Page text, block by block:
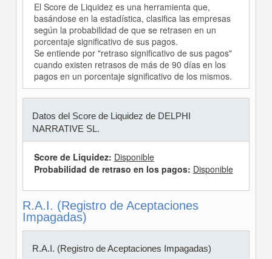
El Score de Liquidez es una herramienta que,
basándose en la estadística, clasifica las empresas
según la probabilidad de que se retrasen en un
porcentaje significativo de sus pagos.
Se entiende por "retraso significativo de sus pagos"
cuando existen retrasos de más de 90 días en los
pagos en un porcentaje significativo de los mismos.
Datos del Score de Liquidez de DELPHI
NARRATIVE SL.
Score de Liquidez: Disponible
Probabilidad de retraso en los pagos: Disponible
R.A.I. (Registro de Aceptaciones
Impagadas)
R.A.I. (Registro de Aceptaciones Impagadas)